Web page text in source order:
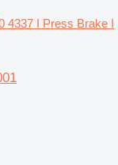
4337 I Press Brake I